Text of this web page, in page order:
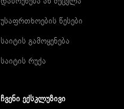
უსაფრთხოების წესები
საიტის გამოყენება
საიტის რუქა
ᲩᲕᲔᲜᲘ ᲔᲥᲡᲙᲚᲣᲖᲘᲕᲘ